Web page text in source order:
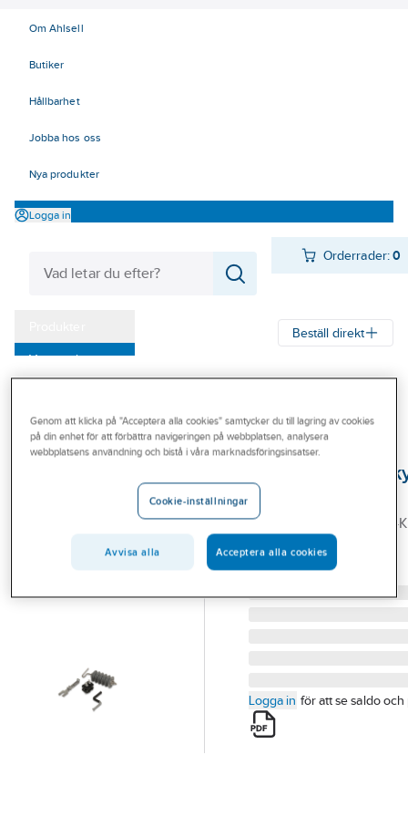
Om Ahlsell
Butiker
Hållbarhet
Jobba hos oss
Nya produkter
Logga in
Orderrader:0
Varumärken
Outlet
Branscher
Beställ direkt
ENSTO
ÖVERSPÄNN.SKYDD
150-241 SDI48.6
Lev. artikelnr: SDI48.6
Logga in för att se saldo och
Genom att klicka på "Acceptera alla cookies" samtycker du till lagring av cookies
på din enhet för att förbättra navigeringen på webbplatsen, analysera
webbplatsens användning och bistå i våra marknadsföringsinsatser.
Cookie-inställningar
Avvisa alla Acceptera alla cookies